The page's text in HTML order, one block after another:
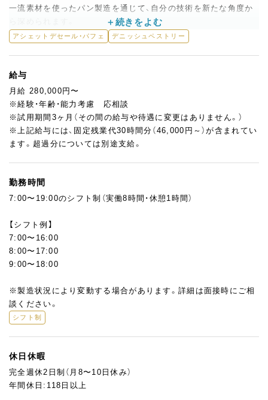
一流素材を使ったパン製造を通じて、自分の技術を新たな角度か
将来的には出張先での製造・販売にもチャレンジできます。
また、アシェットデセールや生菓子・焼菓子といった製菓の仕事に
も関わることができます。
やるかどうかは本人の希望次第で、製菓の経験がなくても問題あ
りません。
アシェットデセール・パフェ デニッシュペストリー
給与
月給 280,000円〜
※経験・年齢・能力考慮 応相談
※試用期間3ヶ月（その間の給与や待遇に変更はありません。）
※上記給与には、固定残業代30時間分（46,000円～）が含まれてい
ます。超過分については別途支給。
勤務時間
7:00〜19:00のシフト制（実働8時間・休憩1時間）
【シフト例】
7:00〜16:00
8:00〜17:00
9:00〜18:00
※製造状況により変動する場合があります。詳細は面接時にご相
談ください。
シフト制
休日休暇
完全週休2日制（月8〜10日休み）
年間休日:118日以上